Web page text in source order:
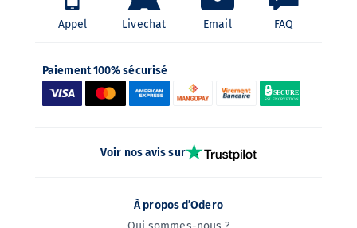
À propos d’Odero
Paiement 100% sécurisé
Voir nos avis sur
Appel Livechat Email FAQ